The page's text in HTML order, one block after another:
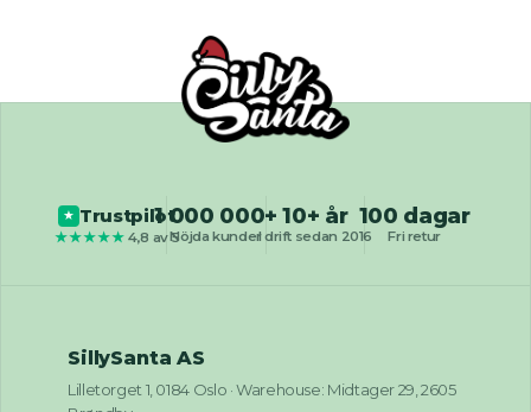
★ Trustpilot
★★★★★ 4,8 av 5
1 000 000+
Nöjda kunder
10+ år
I drift sedan 2016
100 dagar
Fri retur
SillySanta AS
Lilletorget 1, 0184 Oslo · Warehouse: Midtager 29, 2605